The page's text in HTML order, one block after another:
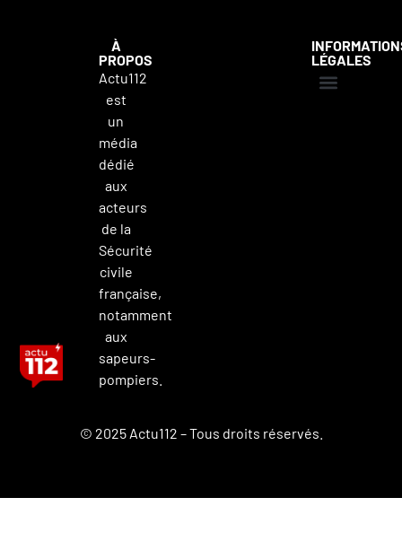
À
PROPOS
Actu112
est
un
média
dédié
aux
acteurs
de la
Sécurité
civile
française,
notamment
aux
sapeurs-
pompiers.
LÉGALES
© 2025 Actu112 – Tous droits réservés.